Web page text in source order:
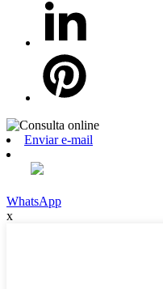
Enviar e-mail
WhatsApp
x